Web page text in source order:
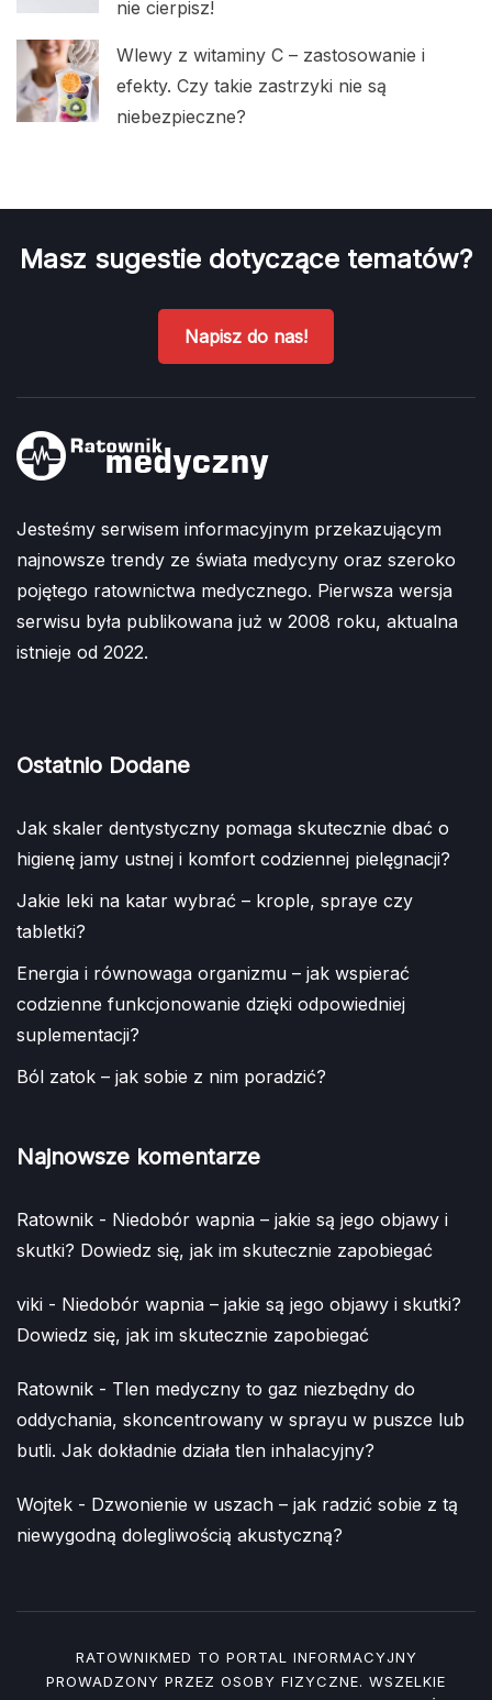
nie cierpisz!
Wlewy z witaminy C – zastosowanie i
efekty. Czy takie zastrzyki nie są
niebezpieczne?
Masz sugestie dotyczące tematów?
Napisz do nas!
Jesteśmy serwisem informacyjnym przekazującym
najnowsze trendy ze świata medycyny oraz szeroko
pojętego ratownictwa medycznego. Pierwsza wersja
serwisu była publikowana już w 2008 roku, aktualna
istnieje od 2022.
Ostatnio Dodane
Jak skaler dentystyczny pomaga skutecznie dbać o
higienę jamy ustnej i komfort codziennej pielęgnacji?
Jakie leki na katar wybrać – krople, spraye czy
tabletki?
Energia i równowaga organizmu – jak wspierać
codzienne funkcjonowanie dzięki odpowiedniej
suplementacji?
Ból zatok – jak sobie z nim poradzić?
Najnowsze komentarze
Ratownik - Niedobór wapnia – jakie są jego objawy i
skutki? Dowiedz się, jak im skutecznie zapobiegać
viki - Niedobór wapnia – jakie są jego objawy i skutki?
Dowiedz się, jak im skutecznie zapobiegać
Ratownik - Tlen medyczny to gaz niezbędny do
oddychania, skoncentrowany w sprayu w puszce lub
butli. Jak dokładnie działa tlen inhalacyjny?
Wojtek - Dzwonienie w uszach – jak radzić sobie z tą
niewygodną dolegliwością akustyczną?
RATOWNIKMED TO PORTAL INFORMACYJNY
PROWADZONY PRZEZ OSOBY FIZYCZNE. WSZELKIE